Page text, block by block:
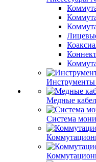
Инструменты
Медные
Система